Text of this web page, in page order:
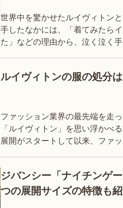
世界中を驚かせたルイヴィトン
手したなかには、「着てみたら
た」などの理由から、泣く泣く
ルイヴィトンの服の処分
ファッション業界の最先端を走
「ルイヴィトン」を思い浮かべ
展開がスタートして以来、ファ
ジバンシー「ナイチンゲ
つの展開サイズの特徴も